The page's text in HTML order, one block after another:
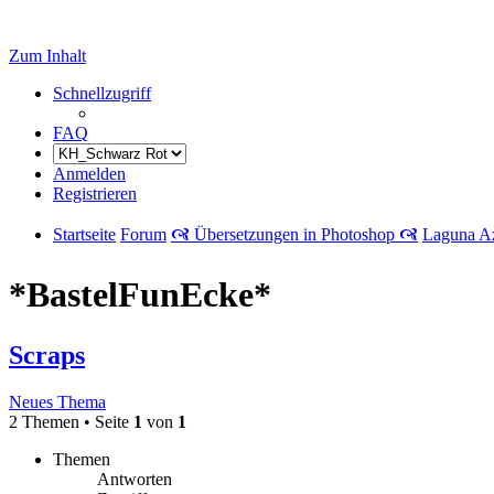
Zum Inhalt
Schnellzugriff
FAQ
Anmelden
Registrieren
Startseite Forum 🙧 Übersetzungen in Photoshop 🙧 Laguna
*BastelFunEcke*
Scraps
Neues Thema
2 Themen • Seite 1 von 1
Themen
Antworten